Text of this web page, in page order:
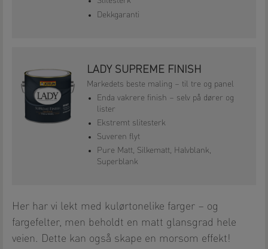
Dekkgaranti
LADY SUPREME FINISH
Markedets beste maling – til tre og panel
Enda vakrere finish – selv på dører og
lister
Ekstremt slitesterk
Suveren flyt
Pure Matt, Silkematt, Halvblank,
Superblank
Her har vi lekt med kulørtonelike farger – og
fargefelter, men beholdt en matt glansgrad hele
veien. Dette kan også skape en morsom effekt!